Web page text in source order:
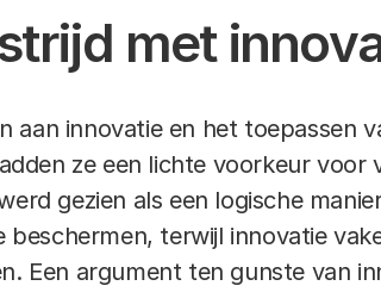
met
aan innovatie en het toepassen
ze een lichte voorkeur voor
gezien als een logische
beschermen, terwijl innovatie
Een argument ten gunste van